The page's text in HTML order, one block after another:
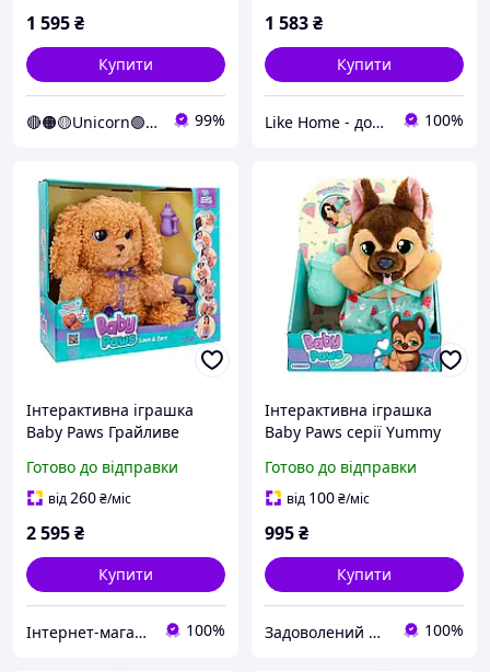
1 595₴
Купити
🔴🟠🟡Unicorn🟢🔵🟣 99%
1 583₴
Купити
Like Home - домашній затишок для всієї родини. Будьте як вдома 🤗 100%
Інтерактивна іграшка
Baby Paws Грайливе
921153IM
Готово до відправки
від260₴/міс
2 595₴
Купити
Інтернет-магазин "Казковий світ" 100%
Інтерактивна іграшка
Baby Paws серії Yummy
Paws
Готово до відправки
від 100₴/міс
995₴
Купити
Задоволений Малюк 100%